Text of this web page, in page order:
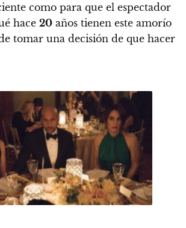
como para que el espectador
hace 20 años tienen este amorío
tomar una decisión de que hacer